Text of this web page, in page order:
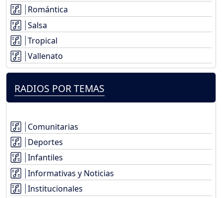
Romántica
Salsa
Tropical
Vallenato
RADIOS POR TEMAS
Comunitarias
Deportes
Infantiles
Informativas y Noticias
Institucionales